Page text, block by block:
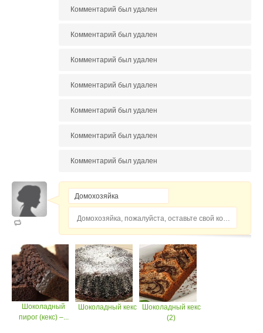
Комментарий был удален
Комментарий был удален
Комментарий был удален
Комментарий был удален
Комментарий был удален
Комментарий был удален
Комментарий был удален
Домохозяйка, пожалуйста, оставьте свой комментарий...
Шоколадный
пирог (кекс) –...
Шоколадный кекс
Шоколадный кекс
(2)